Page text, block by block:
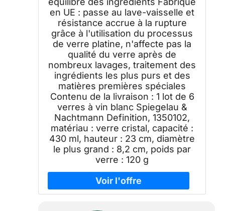
en UE : passe au lave-vaisselle et
résistance accrue à la rupture
grâce à l'utilisation du processus
de verre platine, n'affecte pas la
qualité du verre après de
nombreux lavages, traitement des
ingrédients les plus purs et des
matières premières spéciales
Contenu de la livraison : 1 lot de 6
verres à vin blanc Spiegelau &
Nachtmann Definition, 1350102,
matériau : verre cristal, capacité :
430 ml, hauteur : 23 cm, diamètre
le plus grand : 8,2 cm, poids par
verre : 120 g